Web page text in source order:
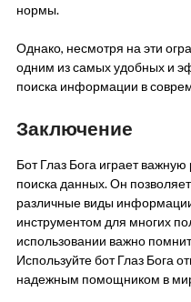
нормы.
Однако, несмотря на эти
одним из самых удобных и
поиска информации в
Заключение
Бот Глаз Бога играет
поиска данных. Он
различные виды
инструментом для многих
использовании важно
Используйте бот Глаз Бога
надежным помощником в